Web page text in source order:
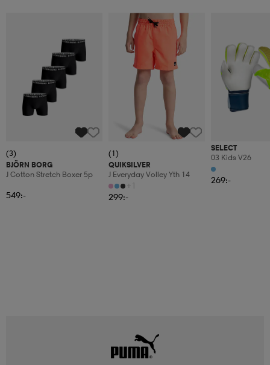
(3)
BJÖRN BORG
J Cotton Stretch Boxer 5p
549:-
(1)
QUIKSILVER
J Everyday Volley Yth 14
+1
299:-
SELECT
03 Kids V26
269:-